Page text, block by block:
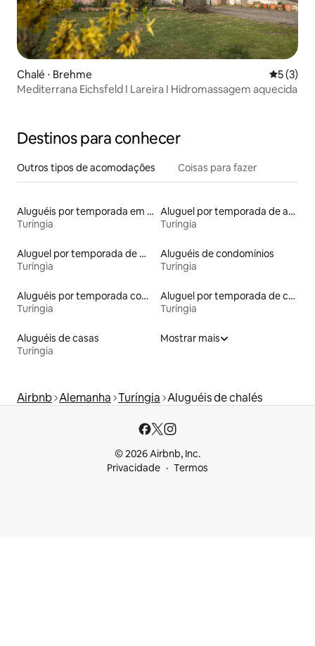
Chalé ⋅ Brehme 5 de
5 (3)
Mediterrana Eichsfeld I Lareira I Hidromassagem aquecida
Destinos para conhecer
Outros tipos de acomodações Coisas para fazer
Aluguéis por temporada em hotéis-fazenda
Turíngia
Aluguel por temporada de apart-hotéis
Turíngia
Aluguel por temporada de microcasas
Turíngia
Aluguéis de condomínios
Turíngia
Aluguéis por temporada com caiaque
Turíngia
Aluguel por temporada de castelos
Turíngia
Aluguéis de casas
Turíngia
Mostrar mais
Airbnb Alemanha Turíngia Aluguéis de chalés
© 2026 Airbnb, Inc.
Privacidade
Termos